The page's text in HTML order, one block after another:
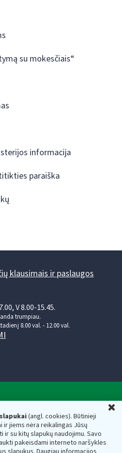
(angl. cookies). Būtinieji
jiems nėra reikalingas Jūsų
su kitų slapukų naudojimu. Savo
pakeisdami interneto naršyklės
su mokesčiais“
informacija
paraiška
klausimais ir paslaugos
V 8.00-15.45.
trumpiau.
8.00 val. - 12.00 val.
kodas — 188659752,
01107 Vilnius, Lietuva, el.paštas:
adresas 188659752